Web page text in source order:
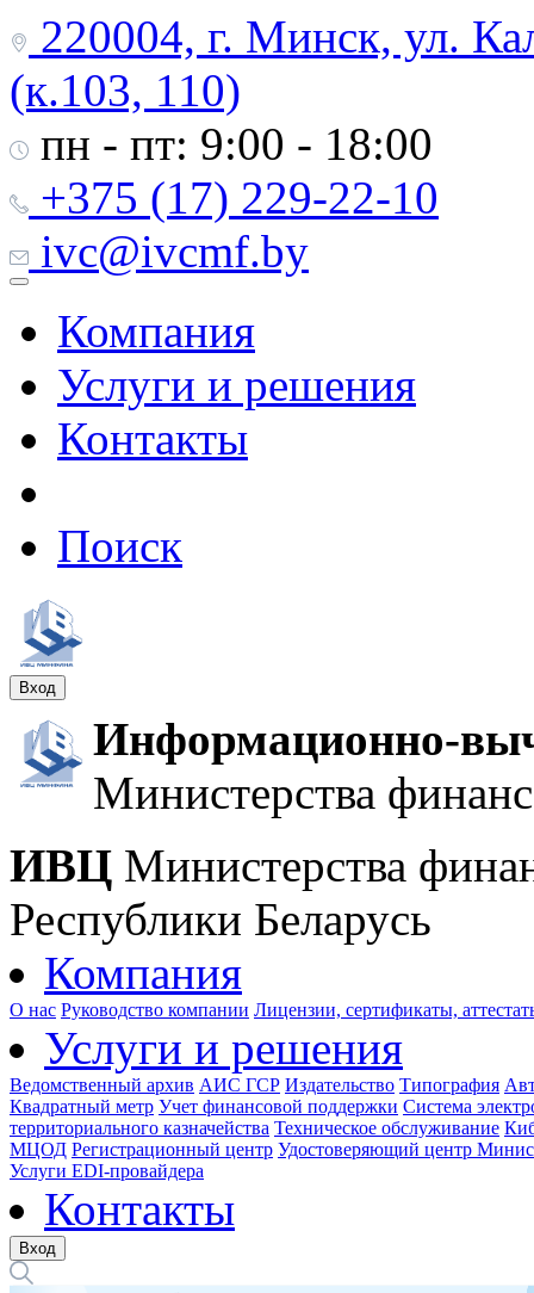
220004, г. Минск, ул.
(к.103, 110)
пн - пт: 9:00 - 18:00
+375 (17) 229-22-10
ivc@ivcmf.by
Компания
Услуги и решения
Контакты
Поиск
Вход
Информационно-
Министерства
ИВЦ Министерства
Республики Беларусь
Компания
О нас Руководство компании Лицензии, сертификаты,
Услуги и решения
Ведомственный архив АИС ГСР Издательство Типография
Квадратный метр Учет финансовой поддержки Система
территориального казначейства Техническое обслуживание
МЦОД Регистрационный центр Удостоверяющий центр
Услуги EDI-провайдера
Контакты
Вход